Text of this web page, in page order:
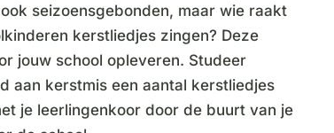
seizoensgebonden, maar wie raakt
kerstliedjes zingen? Deze
jouw school opleveren. Studeer
aan kerstmis een aantal kerstliedjes
je leerlingenkoor door de buurt van je